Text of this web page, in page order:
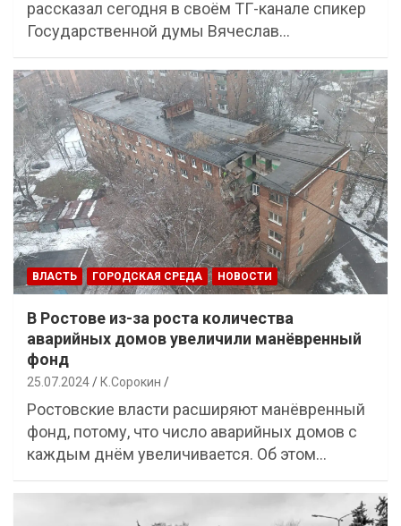
рассказал сегодня в своём ТГ-канале спикер
Государственной думы Вячеслав…
ВЛАСТЬ ГОРОДСКАЯ СРЕДА НОВОСТИ
В Ростове из-за роста количества
аварийных домов увеличили манёвренный
фонд
25.07.2024 К.Сорокин
Ростовские власти расширяют манёвренный
фонд, потому, что число аварийных домов с
каждым днём увеличивается. Об этом…